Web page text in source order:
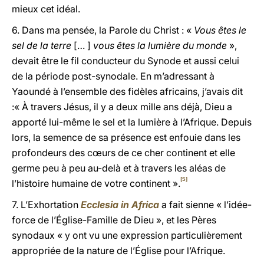
mieux cet idéal.
6. Dans ma pensée, la Parole du Christ : « Vous êtes le
sel de la terre [… ] vous êtes la lumière du monde »,
devait être le fil conducteur du Synode et aussi celui
de la période post-synodale. En m’adressant à
Yaoundé à l’ensemble des fidèles africains, j’avais dit
:« À travers Jésus, il y a deux mille ans déjà, Dieu a
apporté lui-même le sel et la lumière à l’Afrique. Depuis
lors, la semence de sa présence est enfouie dans les
profondeurs des cœurs de ce cher continent et elle
germe peu à peu au-delà et à travers les aléas de
l’histoire humaine de votre continent ».[5]
7. L’Exhortation Ecclesia in Africa a fait sienne « l’idée-
force de l’Église-Famille de Dieu », et les Pères
synodaux « y ont vu une expression particulièrement
appropriée de la nature de l’Église pour l’Afrique.